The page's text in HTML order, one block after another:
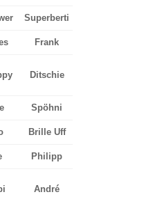
Superberti
Frank
Ditschie
Spöhni
Brille Uff
Philipp
André